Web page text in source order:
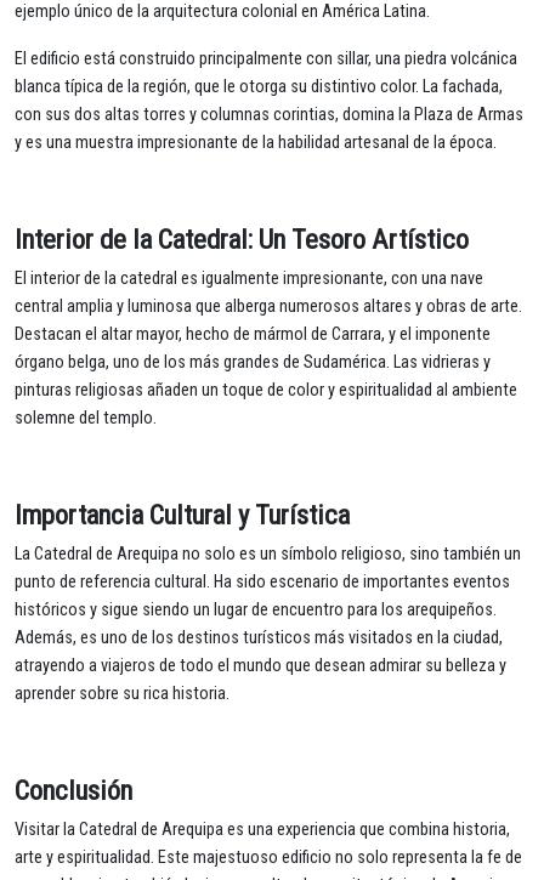
ejemplo único de la arquitectura colonial en América Latina.
El edificio está construido principalmente con sillar, una piedra volcánica
blanca típica de la región, que le otorga su distintivo color. La fachada,
con sus dos altas torres y columnas corintias, domina la Plaza de Armas
y es una muestra impresionante de la habilidad artesanal de la época.
Interior de la Catedral: Un Tesoro Artístico
El interior de la catedral es igualmente impresionante, con una nave
central amplia y luminosa que alberga numerosos altares y obras de arte.
Destacan el altar mayor, hecho de mármol de Carrara, y el imponente
órgano belga, uno de los más grandes de Sudamérica. Las vidrieras y
pinturas religiosas añaden un toque de color y espiritualidad al ambiente
solemne del templo.
Importancia Cultural y Turística
La Catedral de Arequipa no solo es un símbolo religioso, sino también un
punto de referencia cultural. Ha sido escenario de importantes eventos
históricos y sigue siendo un lugar de encuentro para los arequipeños.
Además, es uno de los destinos turísticos más visitados en la ciudad,
atrayendo a viajeros de todo el mundo que desean admirar su belleza y
aprender sobre su rica historia.
Conclusión
Visitar la Catedral de Arequipa es una experiencia que combina historia,
arte y espiritualidad. Este majestuoso edificio no solo representa la fe de